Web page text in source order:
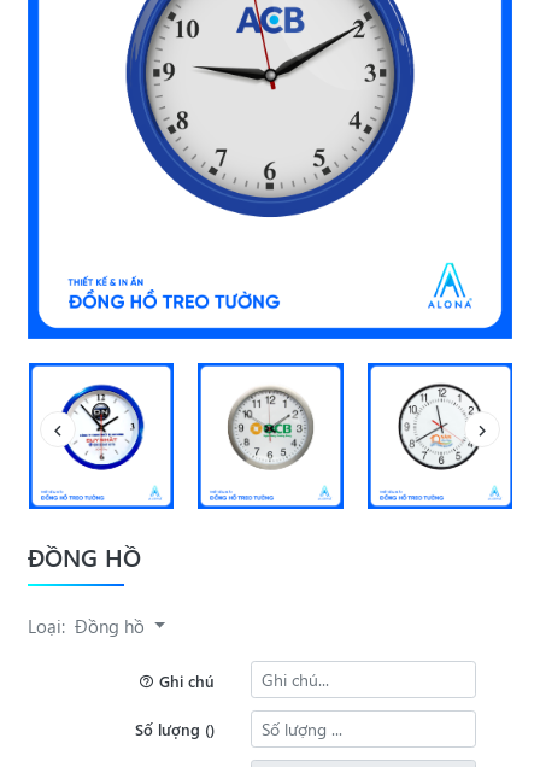
ĐỒNG HỒ
Loại: Đồng hồ
Ghi chú
Số lượng ()